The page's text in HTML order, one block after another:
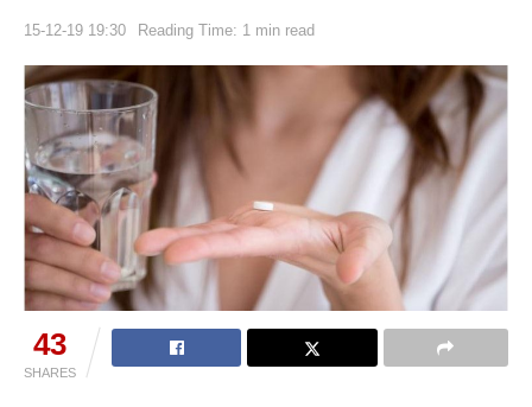
15-12-19 19:30 Reading Time: 1 min read
43
SHARES